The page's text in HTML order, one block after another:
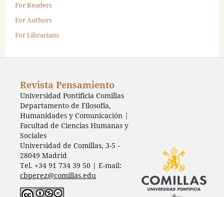
For Readers
For Authors
For Librarians
Revista Pensamiento
Universidad Pontificia Comillas
Departamento de Filosofía,
Humanidades y Comunicación |
Facultad de Ciencias Humanas y
Sociales
Universidad de Comillas, 3-5 -
28049 Madrid
Tel. +34 91 734 39 50 | E-mail:
cbperez@comillas.edu